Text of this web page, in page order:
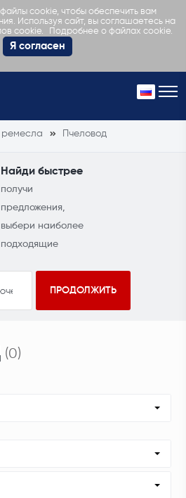
cookie, чтобы обеспечить вам
Используя сайт, вы соглашаетесь на
cookie.
Подробнее о файлах cookie.
Я согласен
ремесла Пчеловод
Найди быстрее
получи
предложения,
выбери наиболее
подходящие
(0)